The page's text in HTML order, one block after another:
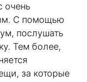
очень
С помощью
послушать
Тем более,
за которые